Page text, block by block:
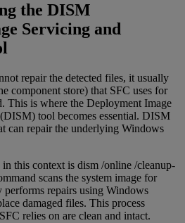
the DISM
Servicing and
repair the detected files, it usually
component store) that SFC uses for
This is where the Deployment Image
tool becomes essential. DISM
can repair the underlying Windows
this context is dism /online /cleanup-
scans the system image for
repairs using Windows
damaged files. This process
relies on are clean and intact.